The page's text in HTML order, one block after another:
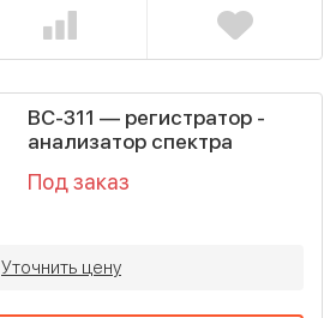
ВС-311 — регистратор -
анализатор спектра
Под заказ
Уточнить цену